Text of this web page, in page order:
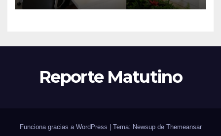
Reporte Matutino
Funciona gracias a WordPress Tema: Newsup de Themeansar